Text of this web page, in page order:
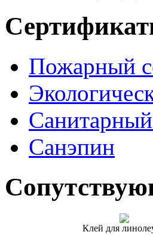
Пожарный
Санэпин
Клей для